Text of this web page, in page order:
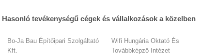
Hasonló tevékenységű cégek és vállalkozások a közelben
Bo-Ja Bau Építőipari Szolgáltató
Kft.
Wifi Hungária Oktató És
Továbbképző Intézet